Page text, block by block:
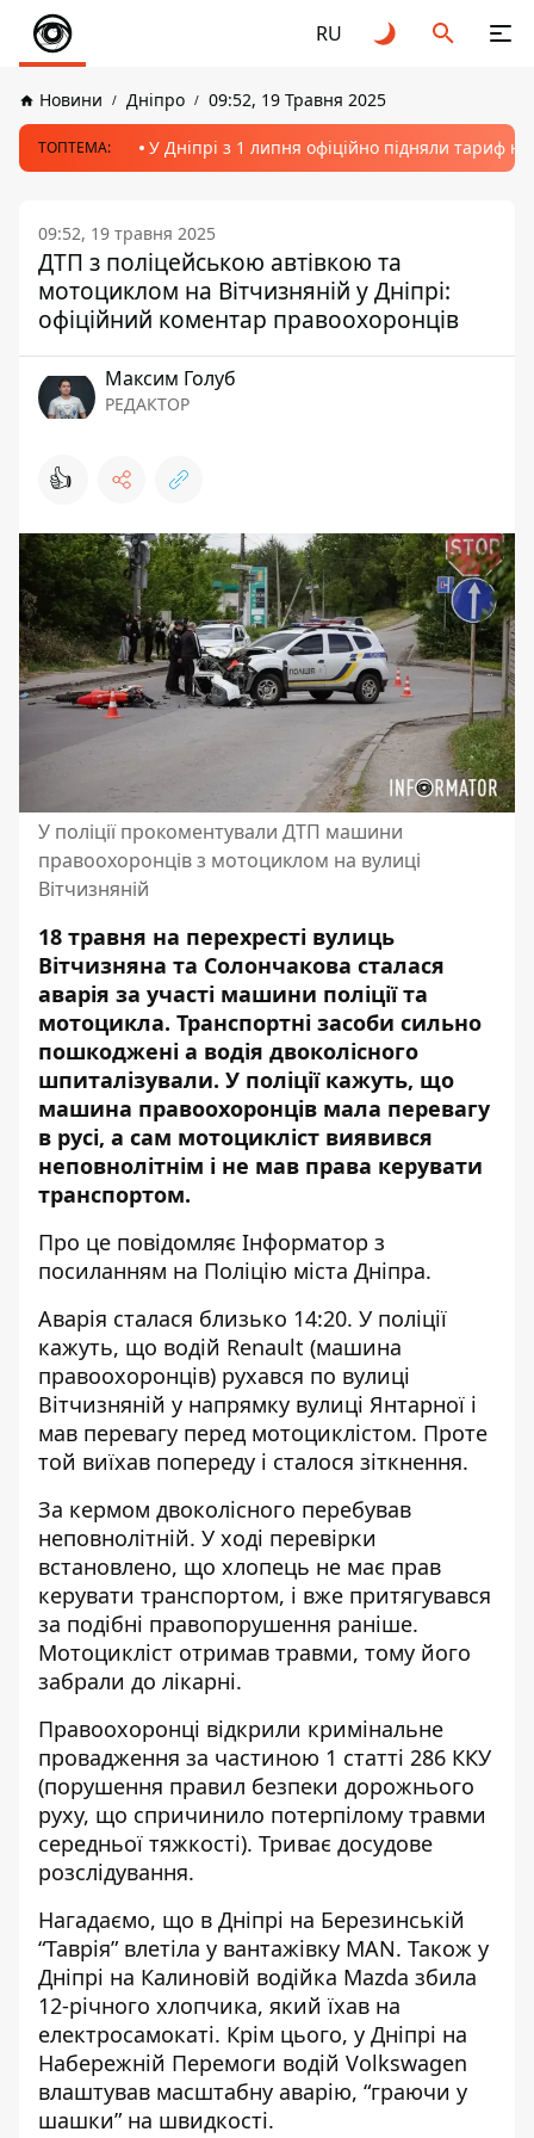
RU
Новини Дніпро 09:52, 19 Травня 2025
ТОПТЕМА: У Дніпрі з 1 липня офіційно підняли тариф
09:52, 19 травня 2025
ДТП з поліцейською автівкою та
мотоциклом на Вітчизняній у Дніпрі:
офіційний коментар правоохоронців
Максим Голуб
РЕДАКТОР
👍
У поліції прокоментували ДТП машини
правоохоронців з мотоциклом на вулиці
Вітчизняній
18 травня на перехресті вулиць
Вітчизняна та Солончакова сталася
аварія за участі машини поліції та
мотоцикла. Транспортні засоби сильно
пошкоджені а водія двоколісного
шпиталізували. У поліції кажуть, що
машина правоохоронців мала перевагу
в русі, а сам мотоцикліст виявився
неповнолітнім і не мав права керувати
транспортом.
Про це повідомляє Інформатор з
посиланням на Поліцію міста Дніпра.
Аварія сталася близько 14:20. У поліції
кажуть, що водій Renault (машина
правоохоронців) рухався по вулиці
Вітчизняній у напрямку вулиці Янтарної і
мав перевагу перед мотоциклістом. Проте
той виїхав попереду і сталося зіткнення.
За кермом двоколісного перебував
неповнолітній. У ході перевірки
встановлено, що хлопець не має прав
керувати транспортом, і вже притягувався
за подібні правопорушення раніше.
Мотоцикліст отримав травми, тому його
забрали до лікарні.
Правоохоронці відкрили кримінальне
провадження за частиною 1 статті 286 ККУ
(порушення правил безпеки дорожнього
руху, що спричинило потерпілому травми
середньої тяжкості). Триває досудове
розслідування.
Нагадаємо, що в Дніпрі на Березинській
“Таврія” влетіла у вантажівку MAN. Також у
Дніпрі на Калиновій водійка Mazda збила
12-річного хлопчика, який їхав на
електросамокаті. Крім цього, у Дніпрі на
Набережній Перемоги водій Volkswagen
влаштував масштабну аварію, “граючи у
шашки” на швидкості.